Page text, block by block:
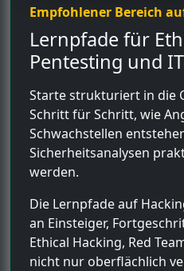
Empfohlener Bereich
Lernpfade für
Pentesting und
Starte strukturiert in die
Schritt für Schritt, wie
Schwachstellen
Sicherheitsanalysen
werden.
Die Lernpfade auf
an Einsteiger,
Ethical Hacking, Red
nicht nur oberflächlich